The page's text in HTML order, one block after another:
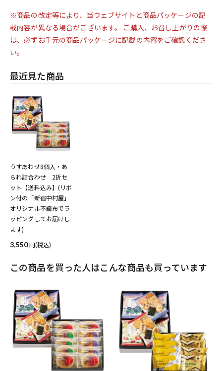
※商品の改定等により、当ウェブサイトと商品パッケージの記
載内容が異なる場合がございます。 ご購入、お召し上がりの際
は、必ずお手元の商品パッケージに記載の内容をご確認くださ
い。
最近見た商品
うすあわせ8個入・あ
られ詰合わせ 2折セ
ット【送料込み】(リボ
ン付の「新宿中村屋」
オリジナル不織布でラ
ッピングしてお届けし
ます)
3,550
(税込)
この商品を買った人はこんな商品も買っています